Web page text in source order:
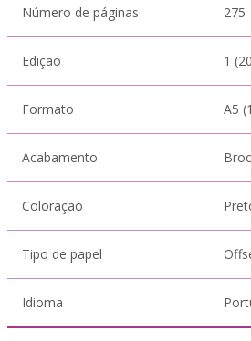
Número de páginas 275
Edição 1
Formato A5
Acabamento
Coloração
Tipo de papel
Idioma